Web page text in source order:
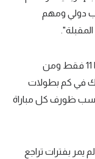
دولي ومهم
وأكد "الأهلي به 30 لاعبا والمباراة يشارك فيها 11 فقط ومن
في كم بطولات
ظورف كل مباراة
بفترات تراجع